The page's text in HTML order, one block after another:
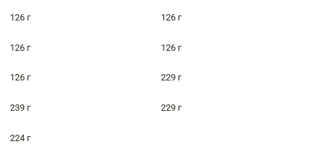
126 г 126 г
126 г 126 г
126 г 229 г
239 г 229 г
224 г